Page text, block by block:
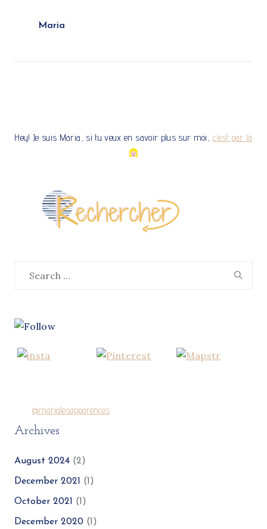
r
Maria
Hey! Je suis Maria, si tu veux en savoir plus sur moi, c’est par là
@marialesapparences
Archives
August 2024 (2)
December 2021 (1)
October 2021 (1)
December 2020 (1)